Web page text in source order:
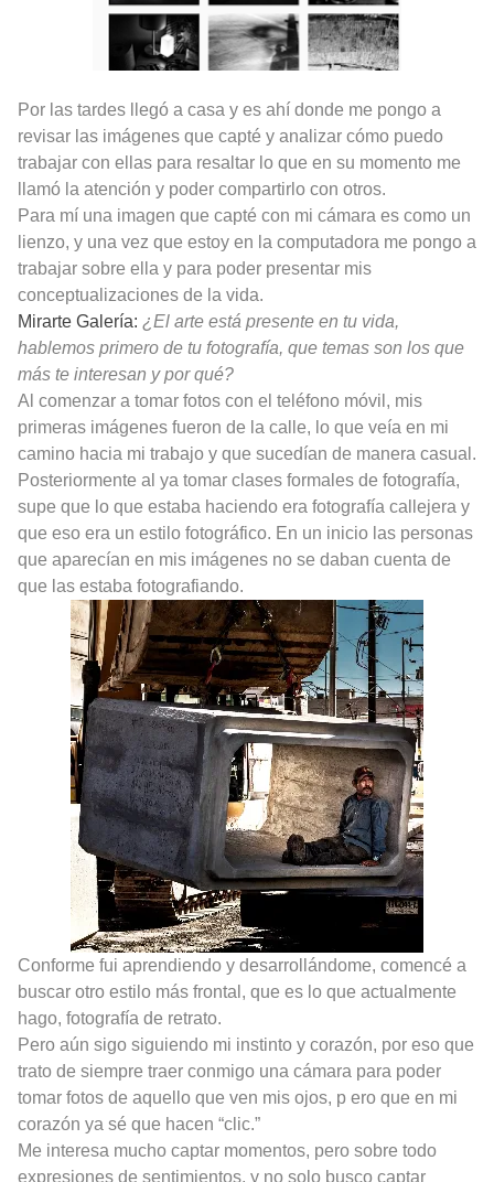
Por las tardes llegó a casa y es ahí donde me pongo a
revisar las imágenes que capté y analizar cómo puedo
trabajar con ellas para resaltar lo que en su momento me
llamó la atención y poder compartirlo con otros.
Para mí una imagen que capté con mi cámara es como un
lienzo, y una vez que estoy en la computadora me pongo a
trabajar sobre ella y para poder presentar mis
conceptualizaciones de la vida.
Mirarte Galería: ¿El arte está presente en tu vida,
hablemos primero de tu fotografía, que temas son los que
más te interesan y por qué?
Al comenzar a tomar fotos con el teléfono móvil, mis
primeras imágenes fueron de la calle, lo que veía en mi
camino hacia mi trabajo y que sucedían de manera casual.
Posteriormente al ya tomar clases formales de fotografía,
supe que lo que estaba haciendo era fotografía callejera y
que eso era un estilo fotográfico. En un inicio las personas
que aparecían en mis imágenes no se daban cuenta de
que las estaba fotografiando.
Conforme fui aprendiendo y desarrollándome, comencé a
buscar otro estilo más frontal, que es lo que actualmente
hago, fotografía de retrato.
Pero aún sigo siguiendo mi instinto y corazón, por eso que
trato de siempre traer conmigo una cámara para poder
tomar fotos de aquello que ven mis ojos, p ero que en mi
corazón ya sé que hacen “clic.”
Me interesa mucho captar momentos, pero sobre todo
expresiones de sentimientos, y no solo busco captar